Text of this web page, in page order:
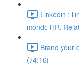
Linkedin :
mondo HR.
Brand your
(74:16)